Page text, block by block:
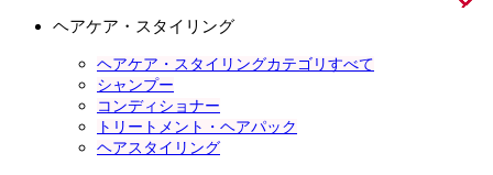
ヘアケア・スタイリング
ヘアケア・スタイリングカテゴリすべて
シャンプー
コンディショナー
トリートメント・ヘアパック
ヘアスタイリング